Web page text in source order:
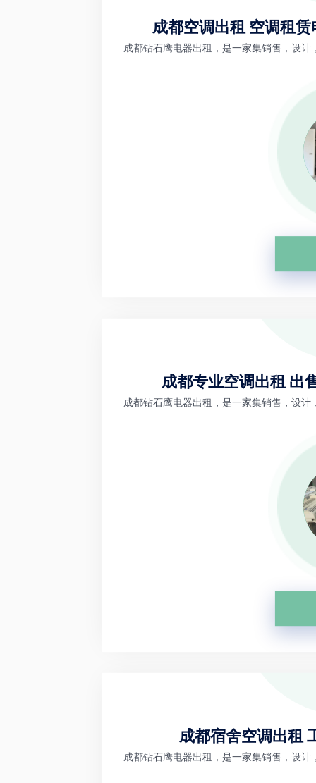
成都空调出租 空调租
成都钻石鹰电器出租，是一家集销售，设
成都专业空调出租 出
成都钻石鹰电器出租，是一家集销售，设
成都宿舍空调出租
成都钻石鹰电器出租，是一家集销售，设